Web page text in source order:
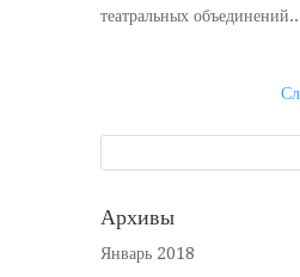
театральных
Архивы
Январь 2018